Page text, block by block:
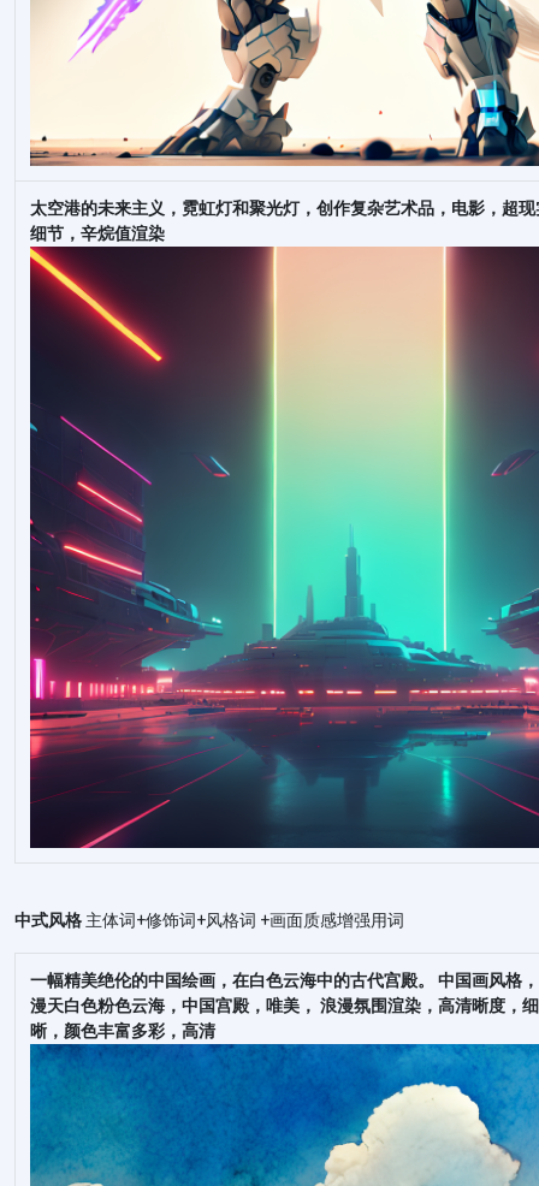
太空港的未来主义，霓虹灯和聚光灯，创作复杂艺术品，电影，超
细节，辛烷值渲染
中式风格 主体词+修饰词+风格词 +画面质感增强用词
一幅精美绝伦的中国绘画，在白色云海中的古代宫殿。 中国画风格
漫天白色粉色云海，中国宫殿，唯美， 浪漫氛围渲染，高清晰度，
晰，颜色丰富多彩，高清